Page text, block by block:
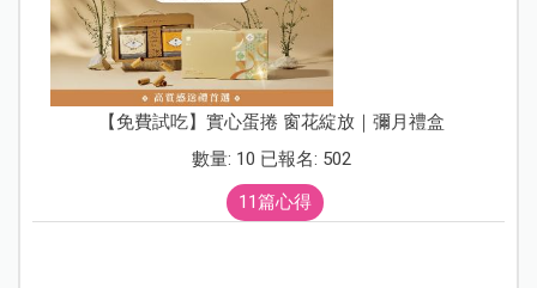
【免費試吃】實心蛋捲 窗花綻放｜彌月禮盒
數量: 10 已報名: 502
11篇心得